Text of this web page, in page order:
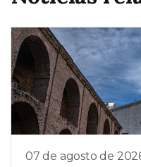
07 de agosto de